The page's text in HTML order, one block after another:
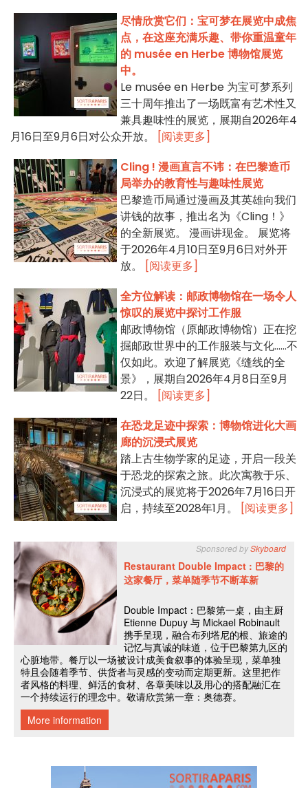
尽情欣赏它们：宝可梦在展览中成焦
点，在这座充满乐趣、带你重温童年
的 musée en Herbe 博物馆展览
中。
Le musée en Herbe 为宝可梦系列
三十周年推出了一场既富有艺术性又
兼具趣味性的展览，展期自2026年4
月16日至9月6日对公众开放。
[阅读更多]
Cling ! 漫画直言不讳：在巴黎造币
局举办的教育性与趣味性展览
巴黎造币局通过漫画及其英雄向我们
讲钱的故事，推出名为《Cling！》
的全新展览。 漫画讲现金。 展览将
于2026年4月10日至9月6日对外开
放。
[阅读更多]
全方位解读：邮政博物馆在一场令人
惊叹的展览中探讨工作服
邮政博物馆（原邮政博物馆）正在挖
掘邮政世界中的工作服装与文化……不
仅如此。欢迎了解展览《缝线的全
景》，展期自2026年4月8日至9月
22日。
[阅读更多]
在恐龙足迹中探索：博物馆进化大画
廊的沉浸式展览
踏上古生物学家的足迹，开启一段关
于恐龙的探索之旅。此次寓教于乐、
沉浸式的展览将于2026年7月16日开
启，持续至2028年1月。
[阅读更多]